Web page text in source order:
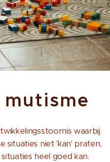
waarbij
situaties niet 'kan' praten,
heel goed kan.